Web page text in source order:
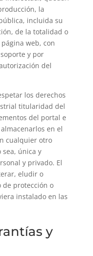
la
incluida su
de la totalidad o
web, con
y por
del
los derechos
titularidad del
del portal e
en el
cualquier otro
única y
y privado. El
eludir o
protección o
instalado en las
y